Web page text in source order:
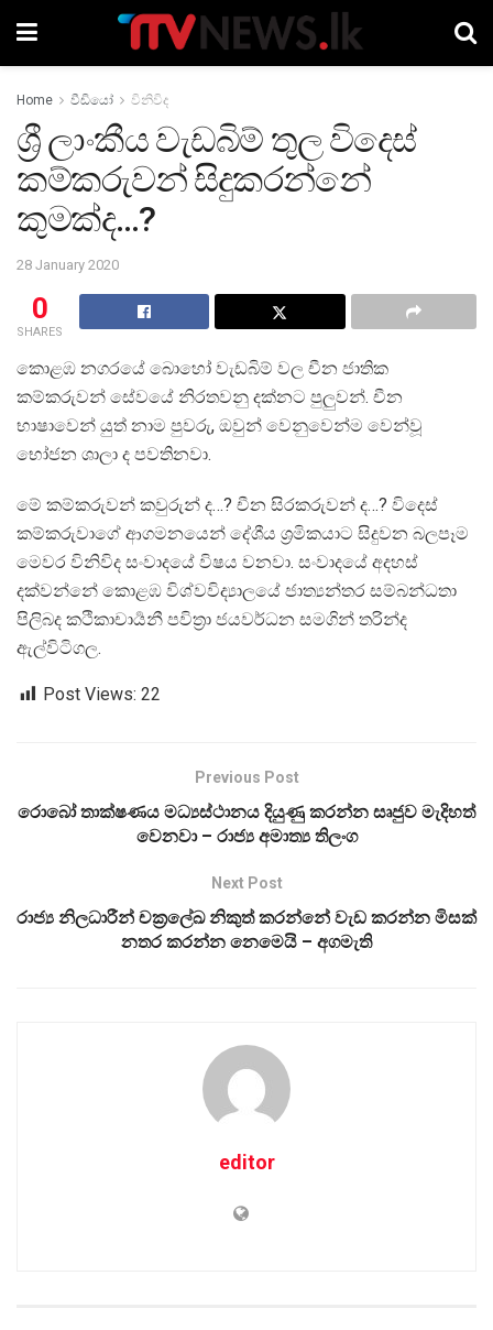
Home වීඩියෝ විනිවිද
ශ්‍රී ලාංකීය වැඩබිම් තුල විදෙස්
කම්කරුවන් සිදුකරන්නේ
කුමක්ද…?
28 January 2020
0
SHARES
කොළඹ නගරයේ බොහෝ වැඩබිම් වල චීන ජාතික
කම්කරුවන් සේවයේ නිරතවනු දක්නට පුලුවන්. චීන
භාෂාවෙන් යුත් නාම පුවරු, ඔවුන් වෙනුවෙන්ම වෙන්වූ
භෝජන ශාලා ද පවතිනවා.
මේ කම්කරුවන් කවුරුන් ද…? චීන සිරකරුවන් ද…? විදෙස්
කම්කරුවාගේ ආගමනයෙන් දේශීය ශ්‍රමිකයාට සිදුවන බලපෑම
මෙවර විනිවිද සංවාදයේ විෂය වනවා. සංවාදයේ අදහස්
දක්වන්නේ කොළඹ විශ්වවිද්‍යාලයේ ජාත්‍යන්තර සම්බන්ධතා
පිලිබද කථිකාචාර්‍යනී පවිත්‍රා ජයවර්ධන සමගින් තරින්ද
ඇල්විටිගල.
Post Views: 22
Previous Post
රොබෝ තාක්ෂණය මධ්‍යස්ථානය දියුණු කරන්න සෘජුව මැදිහත්
වෙනවා – රාජ්‍ය අමාත්‍ය තිලංග
Next Post
රාජ්‍ය නිලධාරීන් චක්‍රලේඛ නිකුත් කරන්නේ වැඩ කරන්න මිසක්
නතර කරන්න නෙමෙයි – අගමැති
editor